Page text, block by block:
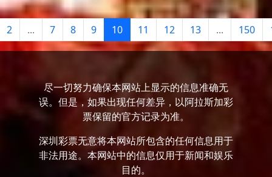
2 ... 7 8 9 10 11 12 13 ... 150
尽一切努力确保本网站上显示的信息准确无
误。但是，如果出现任何差异，以阿拉斯加彩
票保留的官方记录为准。
深圳彩票无意将本网站所包含的任何信息用于
非法用途。本网站中的信息仅用于新闻和娱乐
目的。